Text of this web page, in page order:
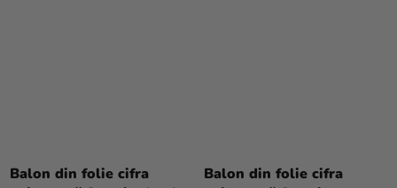
Balon din folie cifra
Balon din folie cifra